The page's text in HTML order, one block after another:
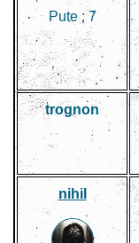
Pute :7
trognon
nihil